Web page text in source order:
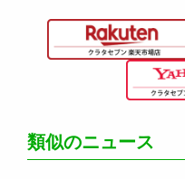
類似のニュース